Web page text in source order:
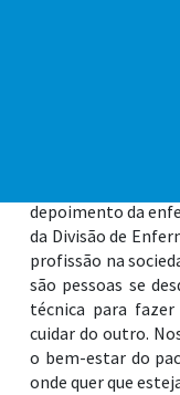
depoimento da
da Divisão de
profissão na
são pessoas se
técnica para
cuidar do outro.
o bem-estar do
onde quer que